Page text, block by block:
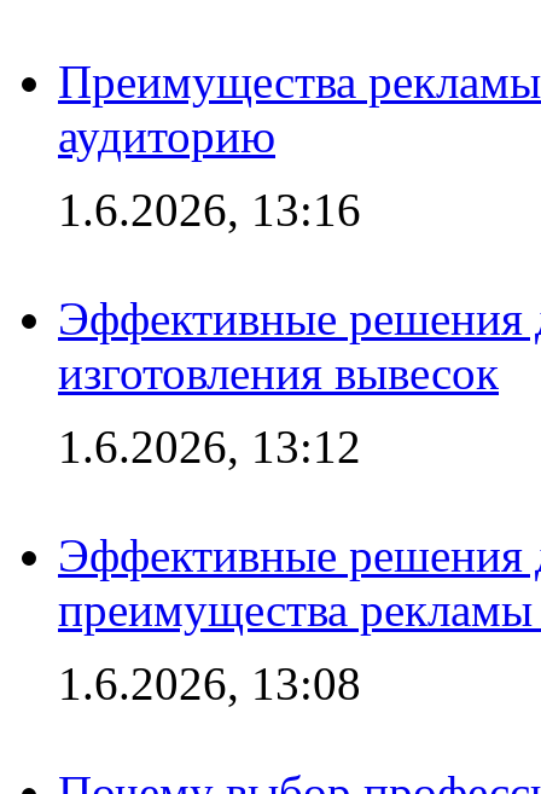
Преимущества
аудиторию
1.6.2026, 13:16
Эффективные решения
изготовления вывесок
1.6.2026, 13:12
Эффективные решения
преимущества рекламы
1.6.2026, 13:08